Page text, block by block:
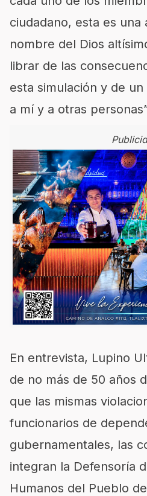
ciudadano, esta es una
nombre del Dios
librar de las
esta simulación y de
a mí y a otras
En entrevista, Lupino
de no más de 50 años
que las mismas
funcionarios de
gubernamentales, las
integran la Defensoría
Humanos del Pueblo